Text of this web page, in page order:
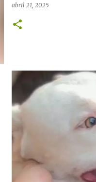
abril 21, 2025